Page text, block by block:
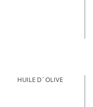
HUILE D´OLIVE